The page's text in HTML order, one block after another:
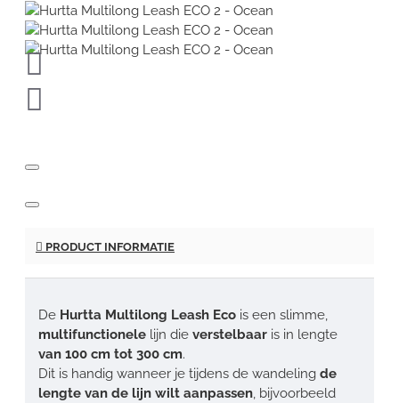
PRODUCT INFORMATIE
De Hurtta Multilong Leash Eco is een slimme,
multifunctionele lijn die verstelbaar is in lengte
van 100 cm tot 300 cm.
Dit is handig wanneer je tijdens de wandeling de
lengte van de lijn wilt aanpassen, bijvoorbeeld